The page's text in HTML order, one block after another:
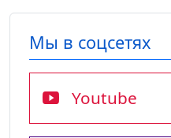
Мы в соцсетях
Youtube